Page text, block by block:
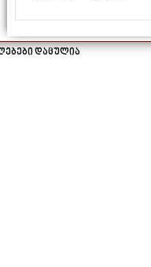
დაცულია